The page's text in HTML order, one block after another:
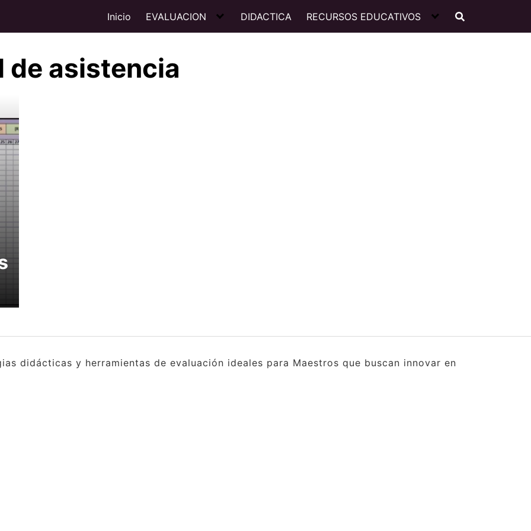
Inicio EVALUACION DIDACTICA RECURSOS EDUCATIVOS
de asistencia
didácticas y herramientas de evaluación ideales para Maestros que buscan innovar en